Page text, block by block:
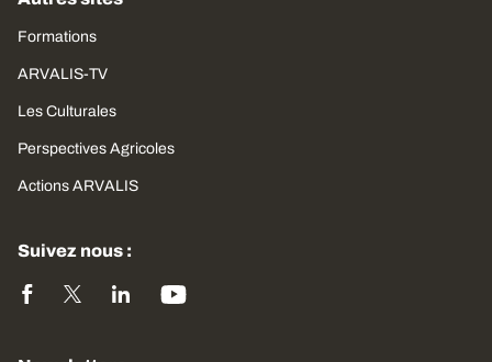
Formations
ARVALIS-TV
Les Culturales
Perspectives Agricoles
Actions ARVALIS
Suivez nous :